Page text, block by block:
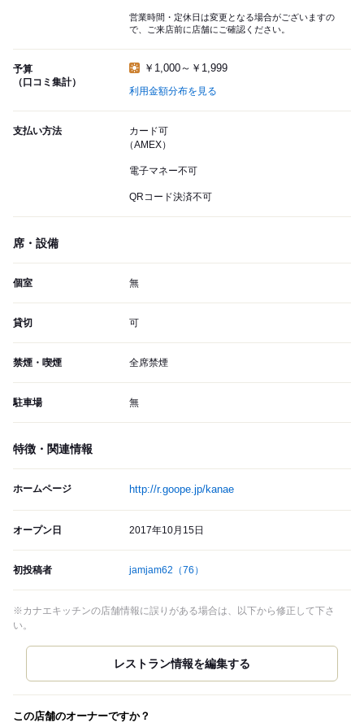
営業時間・定休日は変更となる場合がございますの
で、ご来店前に店舗にご確認ください。
予算
（口コミ集計）
￥1,000～￥1,999
利用金額分布を見る
支払い方法
カード可
（AMEX）
電子マネー不可
QRコード決済不可
席・設備
個室 無
貸切 可
禁煙・喫煙 全席禁煙
駐車場 無
特徴・関連情報
ホームページ http://r.goope.jp/kanae
オープン日 2017年10月15日
初投稿者 jamjam62 （76）
※カナエキッチンの店舗情報に誤りがある場合は、以下から修正して下さ
い。
この店舗のオーナーですか？